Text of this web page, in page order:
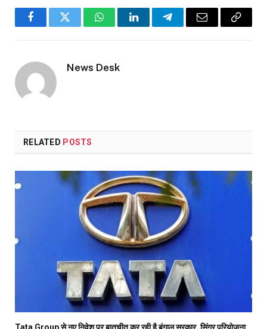
FacebookTwitter WhatsAppLinkedInTelegramEmail
Copy
News Desk
RELATED POSTS